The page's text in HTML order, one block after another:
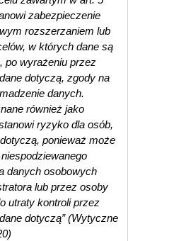
zabezpieczenie
rozszerzaniem lub
w których dane są
po wyrażeniu przez
dotyczą, zgody na
danych.
również jako
ryzyko dla osób,
ponieważ może
danych osobowych
lub przez osoby
utraty kontroli przez
dotyczą” (Wytyczne